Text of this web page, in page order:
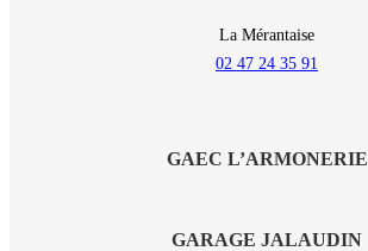
La Mérantaise
02 47 24 35 91
GAEC L’ARMONERIE
GARAGE JALAUDIN